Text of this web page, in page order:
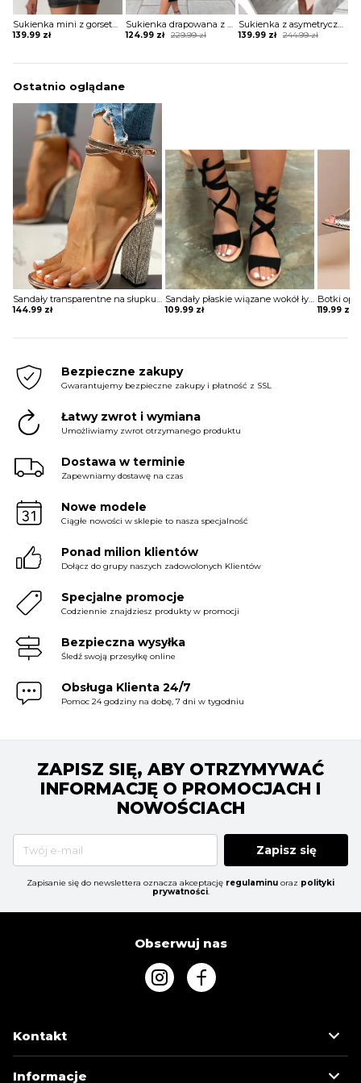
Sukienka mini z gorsetem z koronką na zamek
139.99 zł
Sukienka drapowana z koronkowymi wstawkami na rękawach i dekolcie
229.99zł
Original
124.99 zł
Current
Sukienka z asymetryczną górą z cekinami
244.99zł
Original
139.99 zł
Current
Ostatnio oglądane
Sandały transparentne na słupku wysadzanym cyrkoniami
144.99 zł
Sandały płaskie wiązane wokół łydki
109.99 zł 119.99 zł
Bezpieczne zakupy
Gwarantujemy bezpieczne zakupy i płatność z SSL
Łatwy zwrot i wymiana
Umożliwiamy zwrot otrzymanego produktu
Dostawa w terminie
Zapewniamy dostawę na czas
Nowe modele
Ciągłe nowości w sklepie to nasza specjalność
Ponad milion klientów
Dołącz do grupy naszych zadowolonych Klientów
Specjalne promocje
Codziennie znajdziesz produkty w promocji
Bezpieczna wysyłka
Śledź swoją przesyłkę online
Obsługa Klienta 24/7
Pomoc 24 godziny na dobę, 7 dni w tygodniu
ZAPISZ SIĘ, ABY OTRZYMYWAĆ
INFORMACJĘ O PROMOCJACH I
NOWOŚCIACH
Zapisz się
Zapisanie się do newslettera oznacza akceptację regulaminu oraz polityki
prywatności.
Obserwuj nas
Kontakt
Informacje